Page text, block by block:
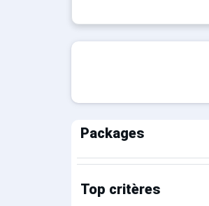
Domaine de Sainte
activités en totale
Foy en Tarentaise ,
Packages
Top critères